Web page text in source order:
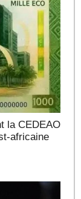
la CEDEAO
africaine